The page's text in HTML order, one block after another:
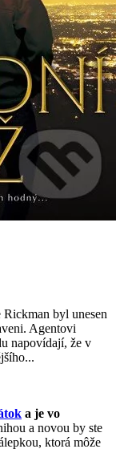
byl unesen
Agentovi
napovídají, že v
a je vo
a novou by ste
ktorá môže